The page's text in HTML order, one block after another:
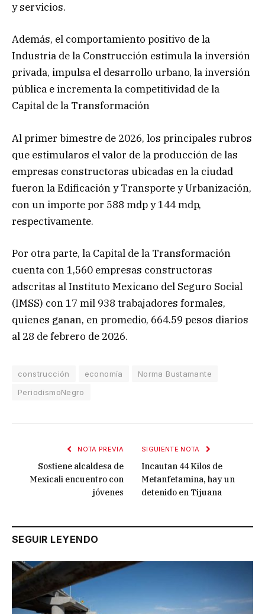
y servicios.
Además, el comportamiento positivo de la
Industria de la Construcción estimula la inversión
privada, impulsa el desarrollo urbano, la inversión
pública e incrementa la competitividad de la
Capital de la Transformación
Al primer bimestre de 2026, los principales rubros
que estimularos el valor de la producción de las
empresas constructoras ubicadas en la ciudad
fueron la Edificación y Transporte y Urbanización,
con un importe por 588 mdp y 144 mdp,
respectivamente.
Por otra parte, la Capital de la Transformación
cuenta con 1,560 empresas constructoras
adscritas al Instituto Mexicano del Seguro Social
(IMSS) con 17 mil 938 trabajadores formales,
quienes ganan, en promedio, 664.59 pesos diarios
al 28 de febrero de 2026.
construcción economía
Norma Bustamante
PeriodismoNegro
NOTA PREVIA
Sostiene alcaldesa de
Mexicali encuentro con
jóvenes
SIGUIENTE NOTA
Incautan 44 Kilos de
Metanfetamina, hay un
detenido en Tijuana
SEGUIR LEYENDO